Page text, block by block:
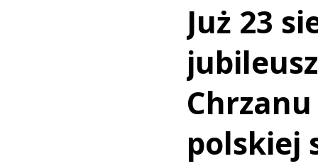
Już 23
polskiej